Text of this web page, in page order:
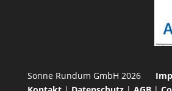
Sonne Rundum GmbH 2026